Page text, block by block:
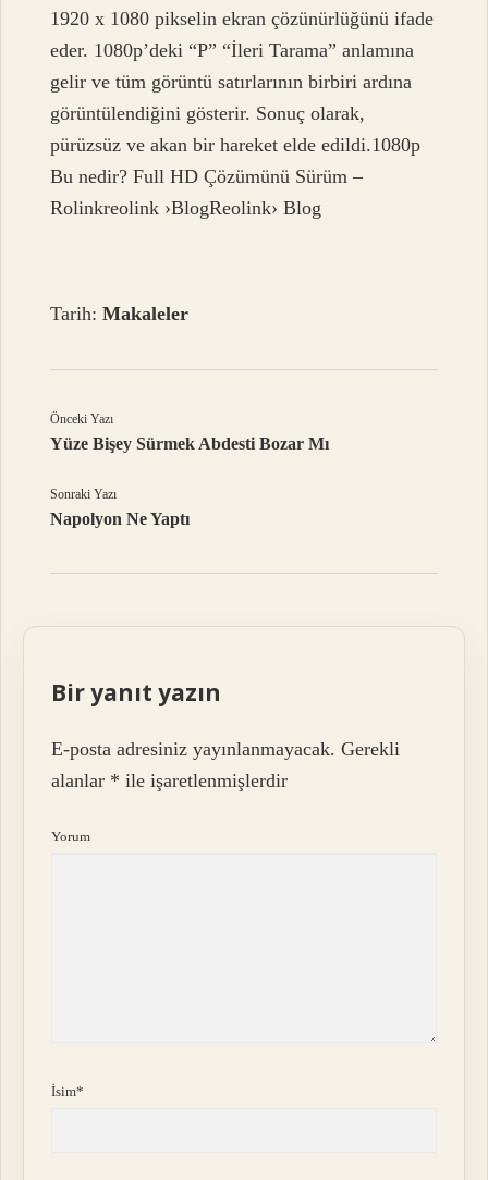
1920 x 1080 pikselin ekran çözünürlüğünü ifade
eder. 1080p’deki “P” “İleri Tarama” anlamına
gelir ve tüm görüntü satırlarının birbiri ardına
görüntülendiğini gösterir. Sonuç olarak,
pürüzsüz ve akan bir hareket elde edildi.1080p
Bu nedir? Full HD Çözümünü Sürüm –
Rolinkreolink ›BlogReolink› Blog
Tarih:Makaleler
Önceki Yazı
Yüze Bişey Sürmek Abdesti Bozar Mı
Sonraki Yazı
Napolyon Ne Yaptı
Bir yanıt yazın
E-posta adresiniz yayınlanmayacak. Gerekli
alanlar * ile işaretlenmişlerdir
Yorum
İsim*